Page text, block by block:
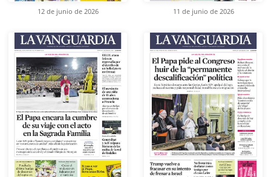
12 de junio de 2026 11 de junio de 2026